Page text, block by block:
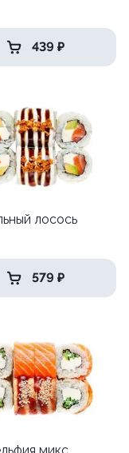
439 ₽
лосось
579 ₽